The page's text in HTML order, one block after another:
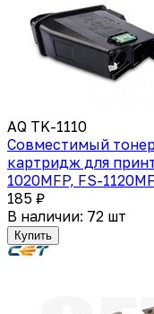
AQ TK-1110
Совместимый
картридж для
1020MFP, FS-
185 ₽
В наличии: 72 шт
Купить